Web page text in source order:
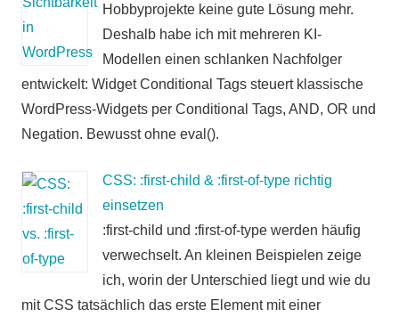
Hobbyprojekte keine gute Lösung mehr.
Deshalb habe ich mit mehreren KI-
Modellen einen schlanken Nachfolger
entwickelt: Widget Conditional Tags steuert klassische
WordPress-Widgets per Conditional Tags, AND, OR und
Negation. Bewusst ohne eval().
CSS: :first-child & :first-of-type richtig
einsetzen
:first-child und :first-of-type werden häufig
verwechselt. An kleinen Beispielen zeige
ich, worin der Unterschied liegt und wie du
mit CSS tatsächlich das erste Element mit einer